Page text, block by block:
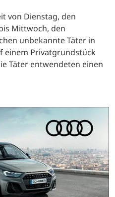
von Dienstag, den
Mittwoch, den
unbekannte Täter in
einem Privatgrundstück
Täter entwendeten einen